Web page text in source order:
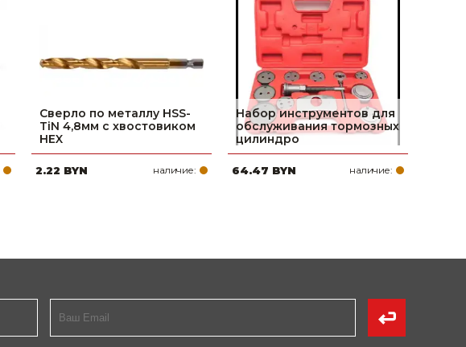
Сверло по металлу HSS-
TiN 4,8мм с хвостовиком
HEX
2.22 BYN наличие:
Набор инструментов для
обслуживания тормозных
цилиндро
64.47 BYN наличие: